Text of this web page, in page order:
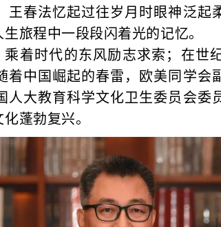
王春法忆起过往岁月时眼神泛起
旅程中一段段闪着光的记忆。
乘着时代的东风励志求索；在世
着中国崛起的春雷，欧美同学会
人大教育科学文化卫生委员会委
蓬勃复兴。